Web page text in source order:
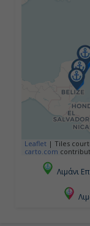
Leaflet | Tiles
carto.com
Λιμάνι